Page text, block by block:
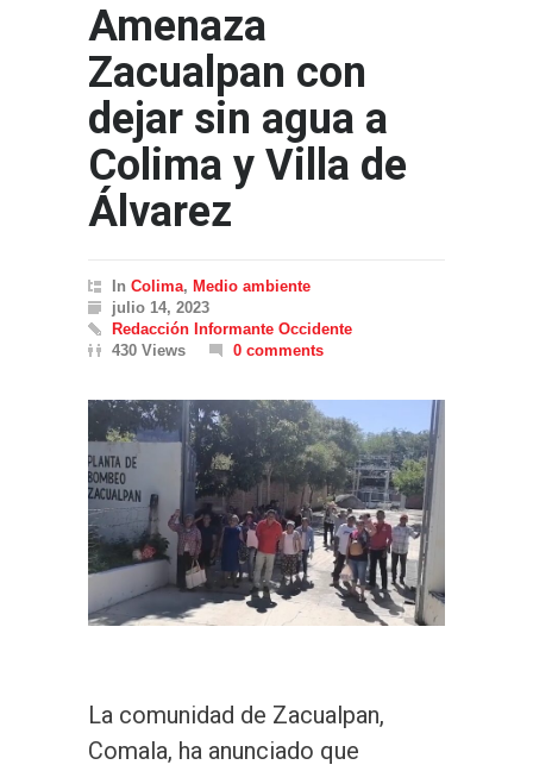
Amenaza
Zacualpan con
dejar sin agua a
Colima y Villa de
Álvarez
In Colima, Medio ambiente
julio 14, 2023
Redacción Informante Occidente
430 Views
0 comments
La comunidad de Zacualpan,
Comala, ha anunciado que